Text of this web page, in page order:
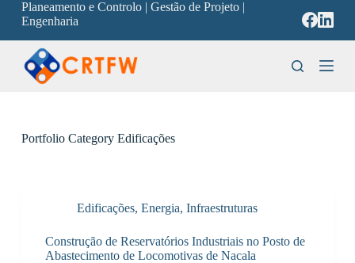
P
u
l
o
Planeamento e Controlo | Gestão de Projeto |
Engenharia
Portfolio CategoryEdificações
Edificações, Energia, Infraestruturas
Construção de Reservatórios Industriais no Posto de
Abastecimento de Locomotivas de Nacala